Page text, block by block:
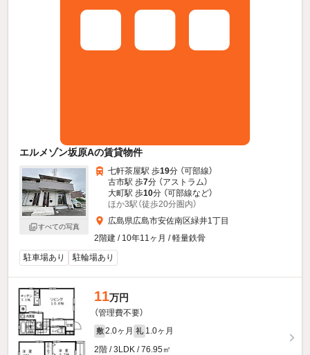
エルメゾン坂原Aの賃貸物件
すべての写真
七軒茶屋駅 歩19分 （可部線）
古市駅 歩7分 （アストラム）
大町駅 歩10分 （可部線など）
ほか3駅（徒歩20分圏内）
広島県広島市安佐南区緑井1丁目
2階建 / 10年11ヶ月 / 軽量鉄骨
駐車場あり
駐輪場あり
11万円
（管理費不要）
敷 2.0ヶ月 礼 1.0ヶ月
2階 / 3LDK / 76.95㎡